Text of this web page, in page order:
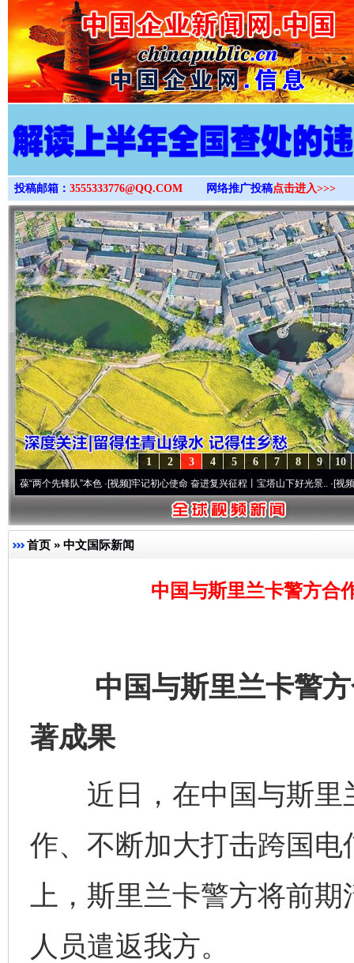
>
投稿邮箱： 3555333776@QQ.COM 网络推广投稿点击进入>>>
10
9
8
7
6
5
4
3
2
1
先锋队”本色·[视频]牢记初心使命 奋进复兴征程丨宝塔山下好光景..·[视频]因党而生
首页 » 中文国际新闻
中国与斯里兰卡警方合
中国与斯里兰卡警方
著成果
近日，在中国与斯里
作、不断加大打击跨国
上，斯里兰卡警方将前
人员遣返我方。